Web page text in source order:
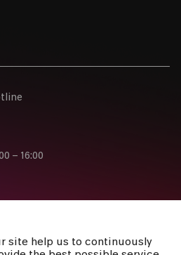
site help us to continuously
– 16:00